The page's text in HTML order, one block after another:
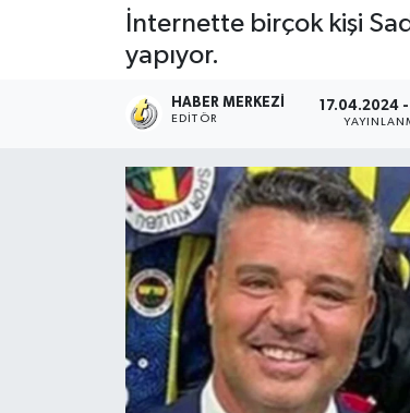
İnternette birçok kişi
yapıyor.
HABER MERKEZI
EDITÖR
17.04.2024 -
Vefat Edenler